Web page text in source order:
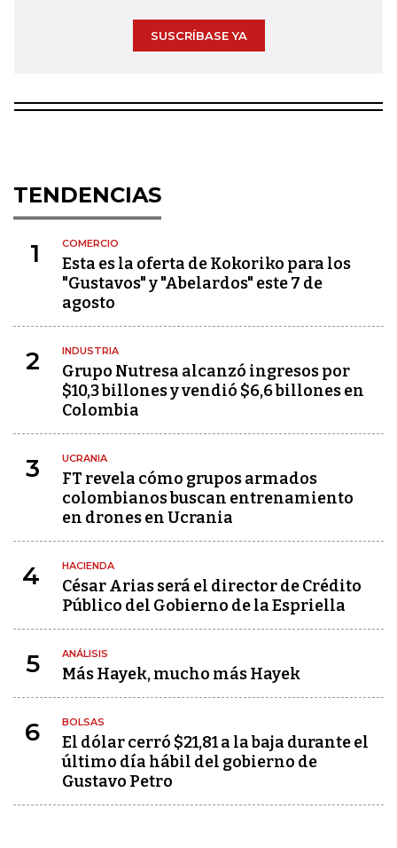
SUSCRÍBASE YA
TENDENCIAS
1 COMERCIO
Esta es la oferta de Kokoriko para los
"Gustavos" y "Abelardos" este 7 de
agosto
2 INDUSTRIA
Grupo Nutresa alcanzó ingresos por
$10,3 billones y vendió $6,6 billones en
Colombia
3 UCRANIA
FT revela cómo grupos armados
colombianos buscan entrenamiento
en drones en Ucrania
4 HACIENDA
César Arias será el director de Crédito
Público del Gobierno de la Espriella
5 ANÁLISIS
Más Hayek, mucho más Hayek
6 BOLSAS
El dólar cerró $21,81 a la baja durante el
último día hábil del gobierno de
Gustavo Petro